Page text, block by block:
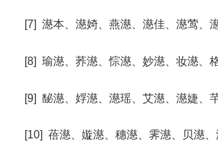
[7] 濨本、濨婍、燕濨、濨佳、濨莺、
[8] 瑜濨、荞濨、悰濨、妙濨、妆濨、
[9] 馝濨、娐濨、濨瑶、艾濨、濨婕、
[10] 蓓濨、嫙濨、穗濨、霁濨、贝濨、